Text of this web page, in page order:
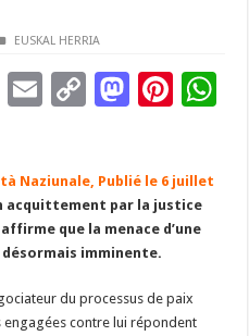
EUSKAL HERRIA
S
p
c
h
at
E
l
C
y
Li
n
k
M
d
o
n
Pi
es
t
Naziunale, Publié le 6 juillet
acquittement par la justice
que la menace d’une
imminente.
du processus de paix
contre lui répondent